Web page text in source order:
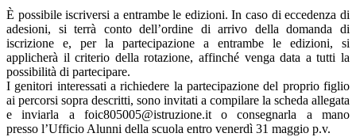
È possibile iscriversi a entrambe le edizioni. In caso di eccedenza di
adesioni, si terrà conto dell’ordine di arrivo della domanda di
iscrizione e, per la partecipazione a entrambe le edizioni, si
applicherà il criterio della rotazione, affinché venga data a tutti la
possibilità di partecipare.
I genitori interessati a richiedere la partecipazione del proprio figlio
ai percorsi sopra descritti, sono invitati a compilare la scheda allegata
e inviarla a foic805005@istruzione.it o consegnarla a mano
presso l’Ufficio Alunni della scuola entro venerdì 31 maggio p.v.